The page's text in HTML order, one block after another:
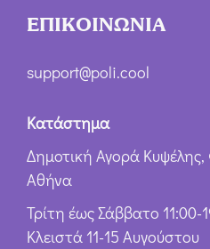
ΕΠΙΚΟΙΝΩΝΙΑ
support@poli.cool
Κατάστημα
Δημοτική Αγορά
Αθήνα
Τρίτη έως Σάββατο 11:00-
Κλειστά 11-15 Αυγούστου